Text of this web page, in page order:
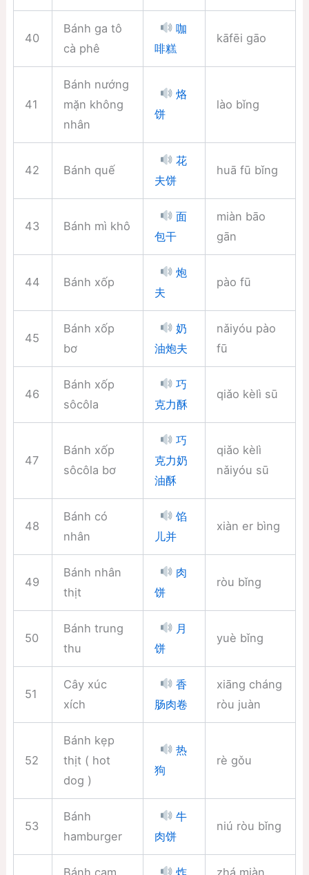
40
Bánh ga tô
cà phê
咖
啡糕
kāfēi gāo
41
Bánh nướng
mặn không
nhân
烙
饼
lào bǐng
42 Bánh quế
花
夫饼
huā fū bǐng
43 Bánh mì khô
面
包干
miàn bāo
gān
44 Bánh xốp
炮
夫
pào fū
45
Bánh xốp
bơ
奶
油炮夫
nǎiyóu pào
fū
46
Bánh xốp
sôcôla
巧
克力酥
qiǎo kèlì sū
47
Bánh xốp
sôcôla bơ
巧
克力奶
油酥
qiǎo kèlì
nǎiyóu sū
48
Bánh có
nhân
馅
儿并
xiàn er bìng
49
Bánh nhân
thịt
肉
饼
ròu bǐng
50
Bánh trung
thu
月
饼
yuè bǐng
51
Cây xúc
xích
香
肠肉卷
xiāng cháng
ròu juàn
52
Bánh kẹp
thịt ( hot
dog )
热
狗
rè gǒu
53
Bánh
hamburger
牛
肉饼
niú ròu bǐng
Bánh cam zhá miàn